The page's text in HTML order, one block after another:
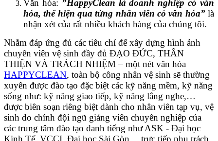
Văn hóa: ”HappyClean là doanh nghiệp có văn
hóa, thể hiện qua từng nhân viên có văn hóa”là
nhận xét của rất nhiều khách hàng của chúng tôi.
Nhằm đáp ứng đủ các tiêu chí để xây dựng hình ảnh
chuyên viên vệ sinh đầy đủ ĐẠO ĐỨC, THÂN
THIỆN VÀ TRÁCH NHIỆM – một nét văn hóa
HAPPYCLEAN, toàn bộ công nhân vệ sinh sẽ thường
xuyên được đào tạo đặc biệt các kỹ năng mềm, kỹ năng
sống như: kỹ năng giao tiếp, kỹ năng lắng nghe,…
được biên soạn riêng biệt dành cho nhân viên tạp vụ, vệ
sinh do chính đội ngũ giảng viên chuyên nghiệp của
các trung tâm đào tạo danh tiếng như ASK - Đại học